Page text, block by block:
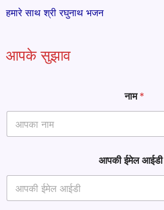
हमारे साथ श्री रघुनाथ भजन
आपके सुझाव
नाम*
आपकी ईमेल आईडी